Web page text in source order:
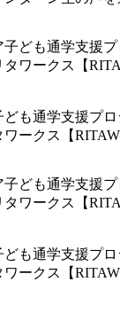
ども通学支援プ
ークス【
ども通学支援プ
ークス【